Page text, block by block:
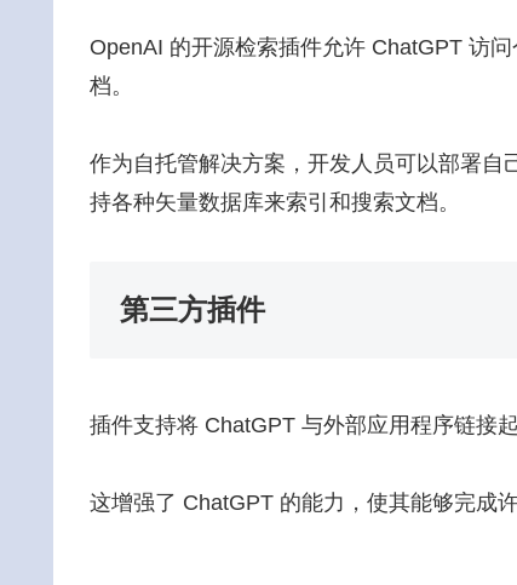
OpenAI 的开源检索插件允许 ChatGPT 访
档。
作为自托管解决方案，开发人员可以部署
持各种矢量数据库来索引和搜索文档。
第三方插件
插件支持将 ChatGPT 与外部应用程序链接
这增强了 ChatGPT 的能力，使其能够完成